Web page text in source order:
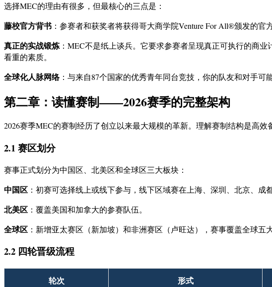
选择MEC的理由有很多，但最核心的三点是：
藤校官方背书 ：参赛者和获奖者将获得哥大商学院Venture For All®颁发的
真正的实战锻炼：MEC不是纸上谈兵。它要求参赛者呈现真正可执行的商
看重的素质。
全球化人脉网络：与来自87个国家的优秀青年同台竞技，你的队友和对手可
第二章：读懂赛制——2026赛季的完整架构
2026赛季MEC的赛制经历了创立以来最大规模的革新。理解赛制结构是高效
2.1 赛区划分
赛事正式划分为中国区、北美区和全球区三大板块：
中国区 ：初赛可选择线上或线下参与，线下区域赛在上海、深圳、北京、
北美区 ：覆盖美国和加拿大的参赛队伍。
全球区 ：新增亚太赛区（新加坡）和非洲赛区（卢旺达），赛事覆盖全球五大
2.2 四轮晋级流程
轮次 形式